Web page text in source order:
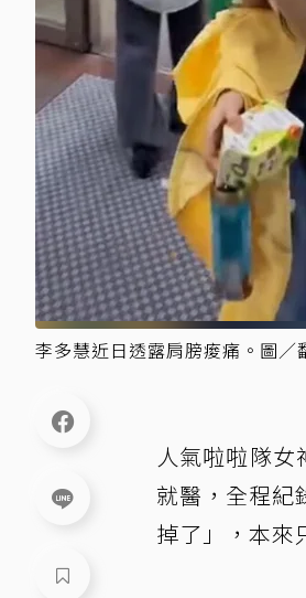
李多慧近日透露肩膀痠痛。圖／
人氣啦啦隊
就醫，全程紀
掉了」，本來